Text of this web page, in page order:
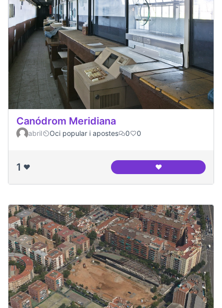
Canódrom Meridiana
abril Oci popular i apostes 0 0
1 ❤️ ❤️Canódrom